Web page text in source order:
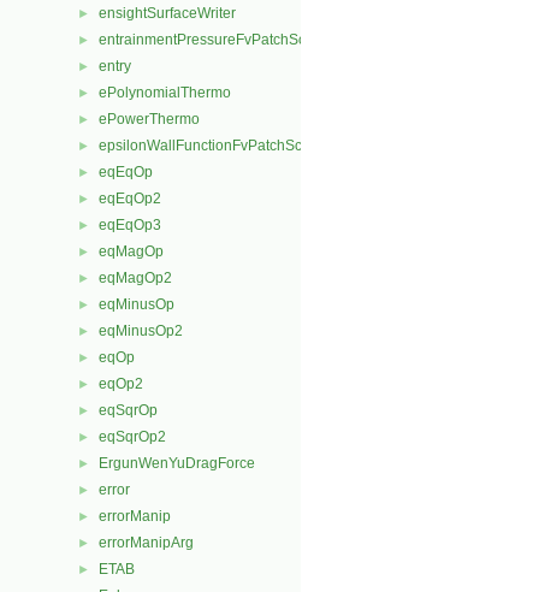
► ensightSurfaceWriter
► entrainmentPressureFvPatchScalarField
► entry
► ePolynomialThermo
► ePowerThermo
► epsilonWallFunctionFvPatchScalarField
► eqEqOp
► eqEqOp2
► eqEqOp3
► eqMagOp
► eqMagOp2
► eqMinusOp
► eqMinusOp2
► eqOp
► eqOp2
► eqSqrOp
► eqSqrOp2
► ErgunWenYuDragForce
► error
► errorManip
► errorManipArg
► ETAB